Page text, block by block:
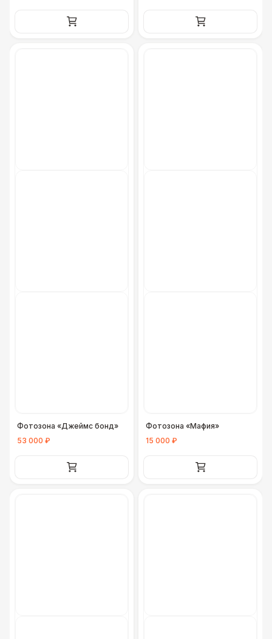
Фотозона «Джеймс бонд»
53 000 ₽
Фотозона «Мафия»
15 000 ₽